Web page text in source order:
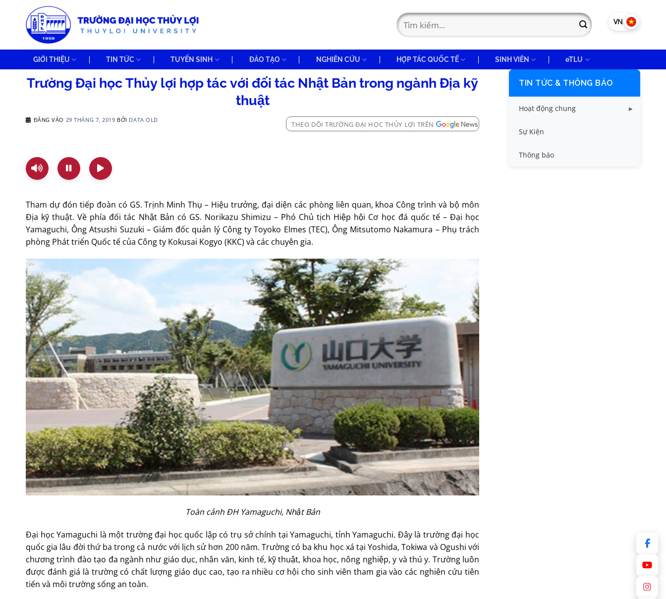
VN EN
GIỚI THIỆU TIN TỨC TUYỂN SINH ĐÀO TẠO NGHIÊN CỨU HỢP TÁC QUỐC TẾ SINH VIÊN eTLU
Trường Đại học Thủy lợi hợp tác với đối tác Nhật Bản trong ngành Địa kỹ
thuật
ĐĂNG VÀO 29 THÁNG 7, 2019 BỞI DATA OLD
THEO DÕI TRƯỜNG ĐẠI HỌC THỦY LỢI TRÊN
Tham dự đón tiếp đoàn có GS. Trịnh Minh Thụ – Hiệu trưởng, đại diện các phòng liên quan, khoa Công trình và bộ môn
Địa kỹ thuật. Về phía đối tác Nhật Bản có GS. Norikazu Shimizu – Phó Chủ tịch Hiệp hội Cơ học đá quốc tế – Đại học
Yamaguchi, Ông Atsushi Suzuki – Giám đốc quản lý Công ty Toyoko Elmes (TEC), Ông Mitsutomo Nakamura – Phụ trách
phòng Phát triển Quốc tế của Công ty Kokusai Kogyo (KKC) và các chuyên gia.
Toàn cảnh ĐH Yamaguchi, Nhật Bản
Đại học Yamaguchi là một trường đại học quốc lập có trụ sở chính tại Yamaguchi, tỉnh Yamaguchi. Đây là trường đại học
quốc gia lâu đời thứ ba trong cả nước với lịch sử hơn 200 năm. Trường có ba khu học xá tại Yoshida, Tokiwa và Ogushi với
chương trình đào tạo đa ngành như giáo dục, nhân văn, kinh tế, kỹ thuật, khoa học, nông nghiệp, y và thú y. Trường luôn
được đánh giá là trường có chất lượng giáo dục cao, tạo ra nhiều cơ hội cho sinh viên tham gia vào các nghiên cứu tiên
tiến và môi trường sống an toàn.
TIN TỨC & THÔNG BÁO
Hoạt động chung
Tin công tác sinh viên
Tin đào tạo
Sự Kiện
Thông báo